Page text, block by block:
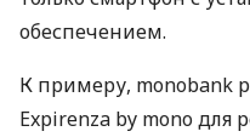
обеспечением.
К примеру, monobank
Expirenza by mono для